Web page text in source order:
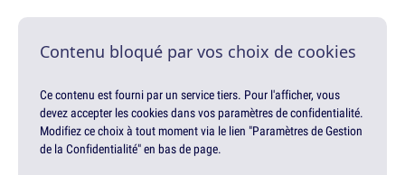
Contenu bloqué par vos choix de cookies
Ce contenu est fourni par un service tiers. Pour l'afficher, vous
devez accepter les cookies dans vos paramètres de confidentialité.
Modifiez ce choix à tout moment via le lien "Paramètres de Gestion
de la Confidentialité" en bas de page.